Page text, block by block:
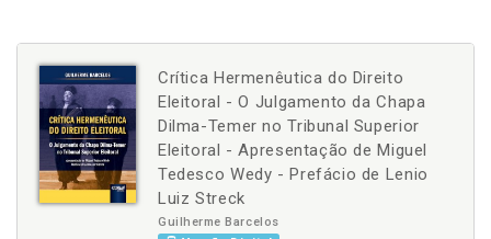
Crítica Hermenêutica do Direito
Eleitoral - O Julgamento da Chapa
Dilma-Temer no Tribunal Superior
Eleitoral - Apresentação de Miguel
Tedesco Wedy - Prefácio de Lenio
Luiz Streck
Guilherme Barcelos